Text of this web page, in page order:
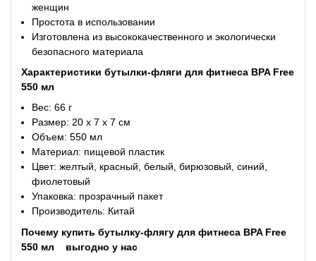
женщин
Простота в использовании
Изготовлена из высококачественного и экологически
безопасного материала
Характеристики бутылки-фляги для фитнеса BPA Free
550 мл
Вес: 66 г
Размер: 20 х 7 х 7 см
Объем: 550 мл
Материал: пищевой пластик
Цвет: желтый, красный, белый, бирюзовый, синий,
фиолетовый
Упаковка: прозрачный пакет
Производитель: Китай
Почему купить бутылку-флягу для фитнеса BPA Free
550 мл
выгодно у нас